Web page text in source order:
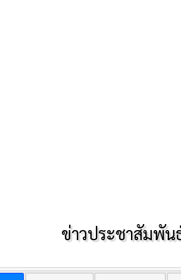
ข่าวประชาสัมพัน